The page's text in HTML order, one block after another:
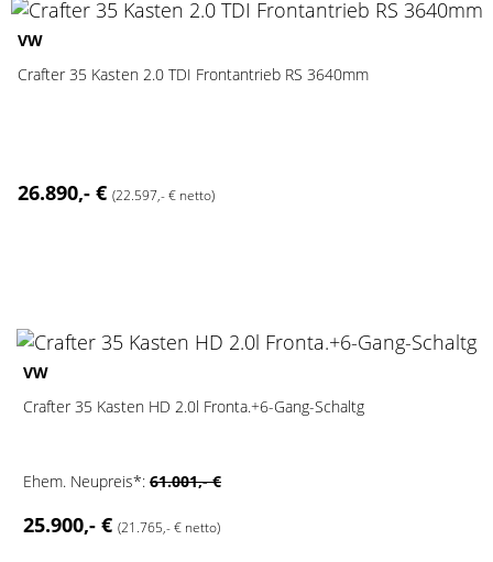
VW
Crafter 35 Kasten 2.0 TDI Frontantrieb RS 3640mm
26.890,- € (22.597,- € netto)
VW
Crafter 35 Kasten HD 2.0l Fronta.+6-Gang-Schaltg
Ehem. Neupreis*: 61.001,- €
25.900,- € (21.765,- € netto)